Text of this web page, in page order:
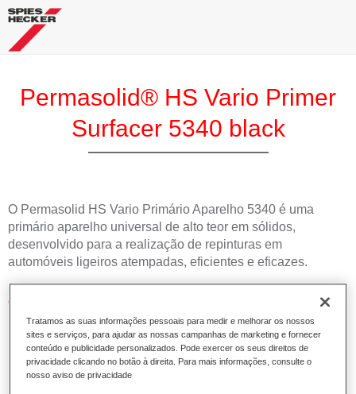
Permasolid® HS Vario Primer
Surfacer 5340 black
O Permasolid HS Vario Primário Aparelho 5340 é uma
primário aparelho universal de alto teor em sólidos,
desenvolvido para a realização de repinturas em
automóveis ligeiros atempadas, eficientes e eficazes.
Características do produto
Pode ser aplicado directamente a substratos de chapa
nua e sobre os plásticos mais comuns encontrados em
veículos ligeiros.
Pode ser utilizado como primário molhado-sobre-
Tratamos as suas informações pessoais para medir e melhorar os nossos
sites e serviços, para ajudar as nossas campanhas de marketing e fornecer
conteúdo e publicidade personalizados. Pode exercer os seus direitos de
privacidade clicando no botão à direita. Para mais informações, consulte o
nosso aviso de privacidade